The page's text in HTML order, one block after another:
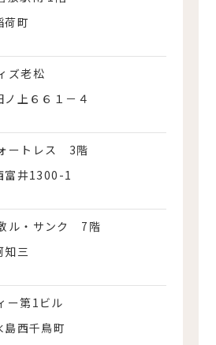
荷町
ズ老松
上６６１－４
ートレス 3階
富井1300-1
ル・サンク 7階
知三
ー第1ビル
島西千鳥町